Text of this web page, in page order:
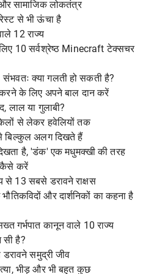
सामाजिक लोकतंत्र
से भी ऊंचा है
12 राज्य
10 सर्वश्रेष्ठ Minecraft टेक्सचर
क्या गलती हो सकती है?
के लिए अपने बाल दान करें
लाल या गुलाबी?
से लेकर हवेलियों तक
बिल्कुल अलग दिखते हैं
है, 'डंक' एक मधुमक्खी की तरह
कैसे करें
से 13 सबसे डरावने राक्षस
और दार्शनिकों का कहना है
गर्भपात कानून वाले 10 राज्य
है?
समुद्री जीव
भीड़ और भी बहुत कुछ